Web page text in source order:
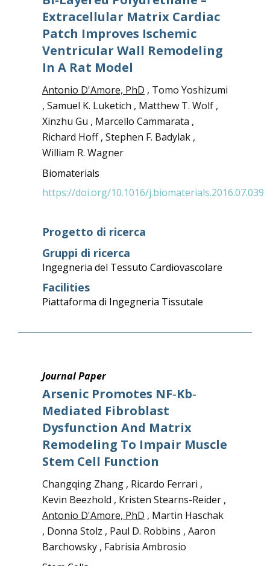
Extracellular Matrix Cardiac
Patch Improves Ischemic
Ventricular Wall Remodeling
In A Rat Model
Antonio D'Amore, PhD , Tomo Yoshizumi
, Samuel K. Luketich , Matthew T. Wolf ,
Xinzhu Gu , Marcello Cammarata ,
Richard Hoff , Stephen F. Badylak ,
William R. Wagner
Biomaterials
https://doi.org/10.1016/j.biomaterials.2016.07.039
Progetto di ricerca
Gruppi di ricerca
Ingegneria del Tessuto Cardiovascolare
Facilities
Piattaforma di Ingegneria Tissutale
Journal Paper
Arsenic Promotes NF‐Κb‐
Mediated Fibroblast
Dysfunction And Matrix
Remodeling To Impair Muscle
Stem Cell Function
Changqing Zhang , Ricardo Ferrari ,
Kevin Beezhold , Kristen Stearns-Reider ,
Antonio D'Amore, PhD , Martin Haschak
, Donna Stolz , Paul D. Robbins , Aaron
Barchowsky , Fabrisia Ambrosio